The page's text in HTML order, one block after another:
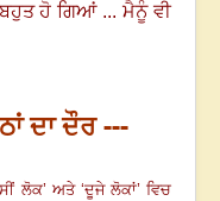
ਬਹੁਤ ਹੋ ਗਿਆਂ ... ਮੈਨੂੰ ਵੀ
ਦਾ ਦੌਰ ---
ਲੋਕ’ ਅਤੇ ‘ਦੂਜੇ ਲੋਕਾਂ’ ਵਿਚ